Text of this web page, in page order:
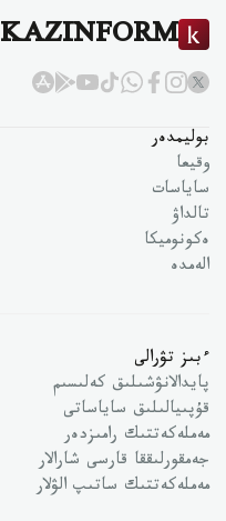
KAZINFORM
بوليمدەر
وقيعا
ساياسات
تالداۋ
ەكونوميكا
الەمدە
ءبىز تۋرالى
پايدالانۋشىلىق كەلىسىم
قۇپىيالىلىق ساياساتى
مەملەكەتتىك رامىزدەر
جەمقورلىققا قارسى شارالار
مەملەكەتتىك ساتىپ الۋلار